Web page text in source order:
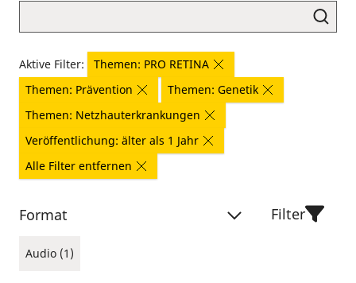
Aktive Filter:
Themen: PRO RETINA
Themen: Prävention
Themen: Genetik
Themen: Netzhauterkrankungen
Veröffentlichung: älter als 1 Jahr
Alle Filter entfernen
Format
Audio (1)
Filter